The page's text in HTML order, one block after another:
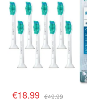
€18.99 €49.99